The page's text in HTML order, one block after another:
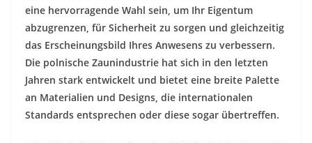
eine hervorragende Wahl sein, um Ihr Eigentum
abzugrenzen, für Sicherheit zu sorgen und gleichzeitig
das Erscheinungsbild Ihres Anwesens zu verbessern.
Die polnische Zaunindustrie hat sich in den letzten
Jahren stark entwickelt und bietet eine breite Palette
an Materialien und Designs, die internationalen
Standards entsprechen oder diese sogar übertreffen.